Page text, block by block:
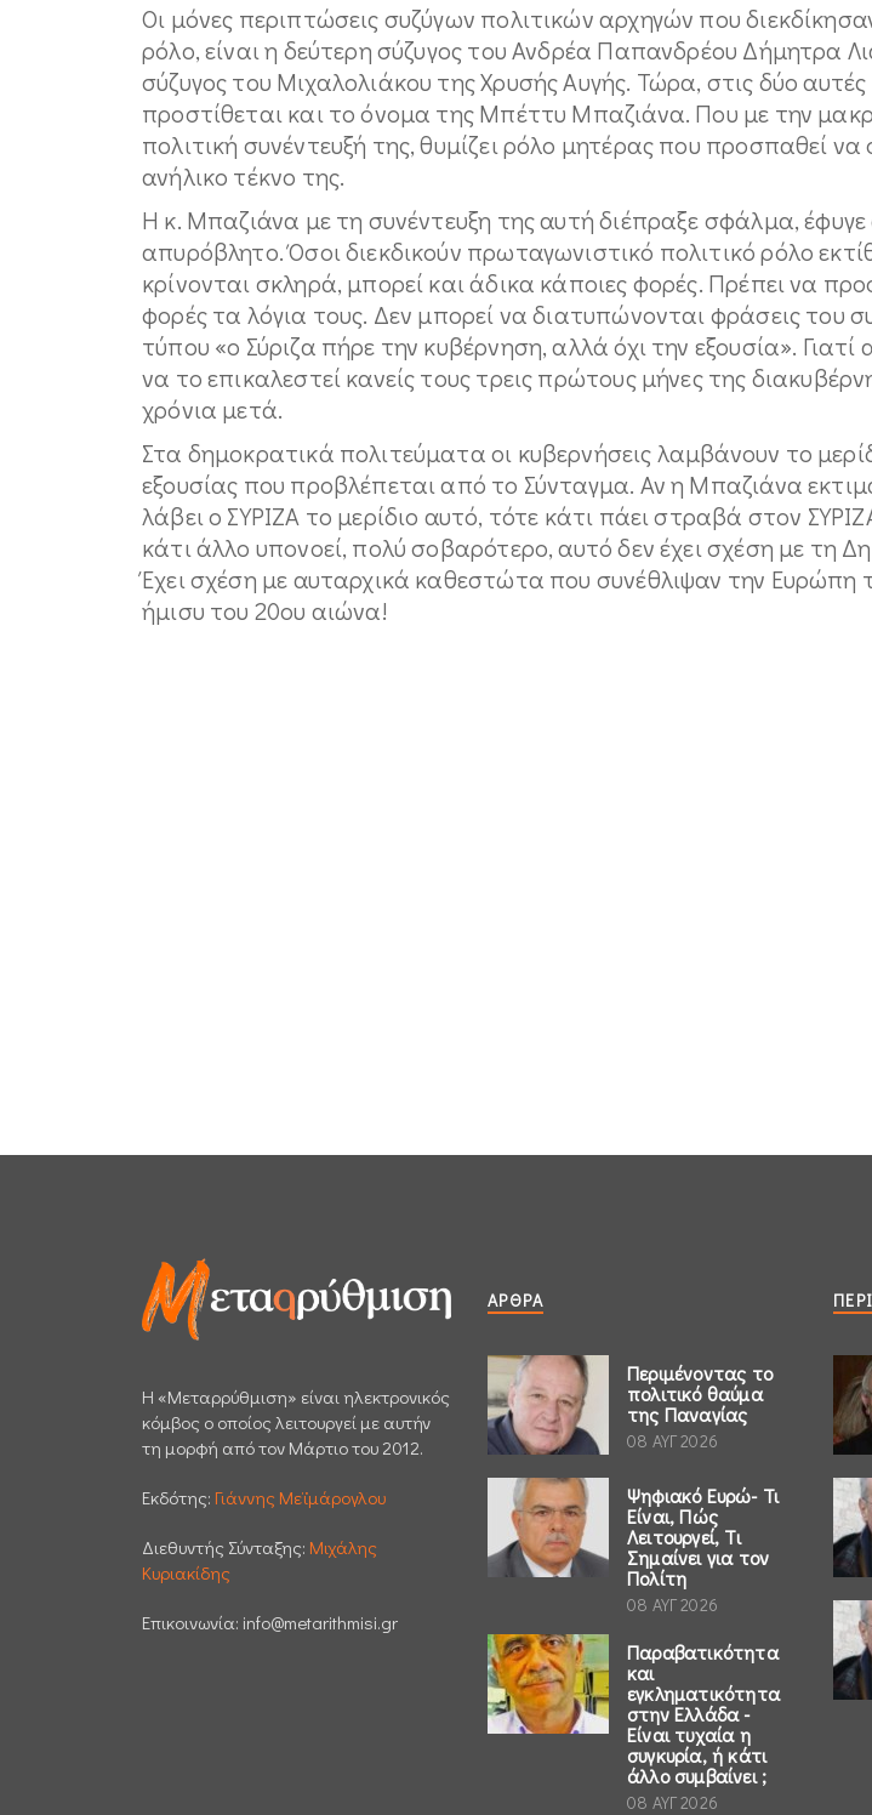
Οι μόνες περιπτώσεις συζύγων πολιτικών αρχηγών που
ρόλο, είναι η δεύτερη σύζυγος του Ανδρέα Παπανδρέου Δήμητρα
σύζυγος του Μιχαλολιάκου της Χρυσής Αυγής. Τώρα, στις δύο αυτές
προστίθεται και το όνομα της Μπέττυ Μπαζιάνα. Που με την
πολιτική συνέντευξή της, θυμίζει ρόλο μητέρας που προσπαθεί να
ανήλικο τέκνο της.
Η κ. Μπαζιάνα με τη συνέντευξη της αυτή διέπραξε σφάλμα,
απυρόβλητο. Όσοι διεκδικούν πρωταγωνιστικό πολιτικό ρόλο
κρίνονται σκληρά, μπορεί και άδικα κάποιες φορές. Πρέπει να
φορές τα λόγια τους. Δεν μπορεί να διατυπώνονται φράσεις του
τύπου «ο Σύριζα πήρε την κυβέρνηση, αλλά όχι την εξουσία». Γιατί
να το επικαλεστεί κανείς τους τρεις πρώτους μήνες της
χρόνια μετά.
Στα δημοκρατικά πολιτεύματα οι κυβερνήσεις λαμβάνουν το
εξουσίας που προβλέπεται από το Σύνταγμα. Αν η Μπαζιάνα
λάβει ο ΣΥΡΙΖΑ το μερίδιο αυτό, τότε κάτι πάει στραβά στον
κάτι άλλο υπονοεί, πολύ σοβαρότερο, αυτό δεν έχει σχέση με τη
Έχει σχέση με αυταρχικά καθεστώτα που συνέθλιψαν την Ευρώπη
ήμισυ του 20ου αιώνα!
H «Μεταρρύθμιση» είναι ηλεκτρονικός
κόμβος ο οποίος λειτουργεί με αυτήν
τη μορφή από τον Μάρτιο του 2012.
Εκδότης: Γιάννης Μεϊμάρογλου
Διεθυντής Σύνταξης: Μιχάλης
Κυριακίδης
Επικοινωνία: info@metarithmisi.gr
ΆΡΘΡΑ
Περιμένοντας το
πολιτικό θαύμα
της Παναγίας
08 ΑΥΓ 2026
Ψηφιακό Ευρώ- Τι
Είναι, Πώς
Λειτουργεί, Τι
Σημαίνει για τον
Πολίτη
08 ΑΥΓ 2026
Παραβατικότητα
και
εγκληματικότητα
στην Ελλάδα -
Είναι τυχαία η
συγκυρία, ή κάτι
άλλο συμβαίνει ;
08 ΑΥΓ 2026